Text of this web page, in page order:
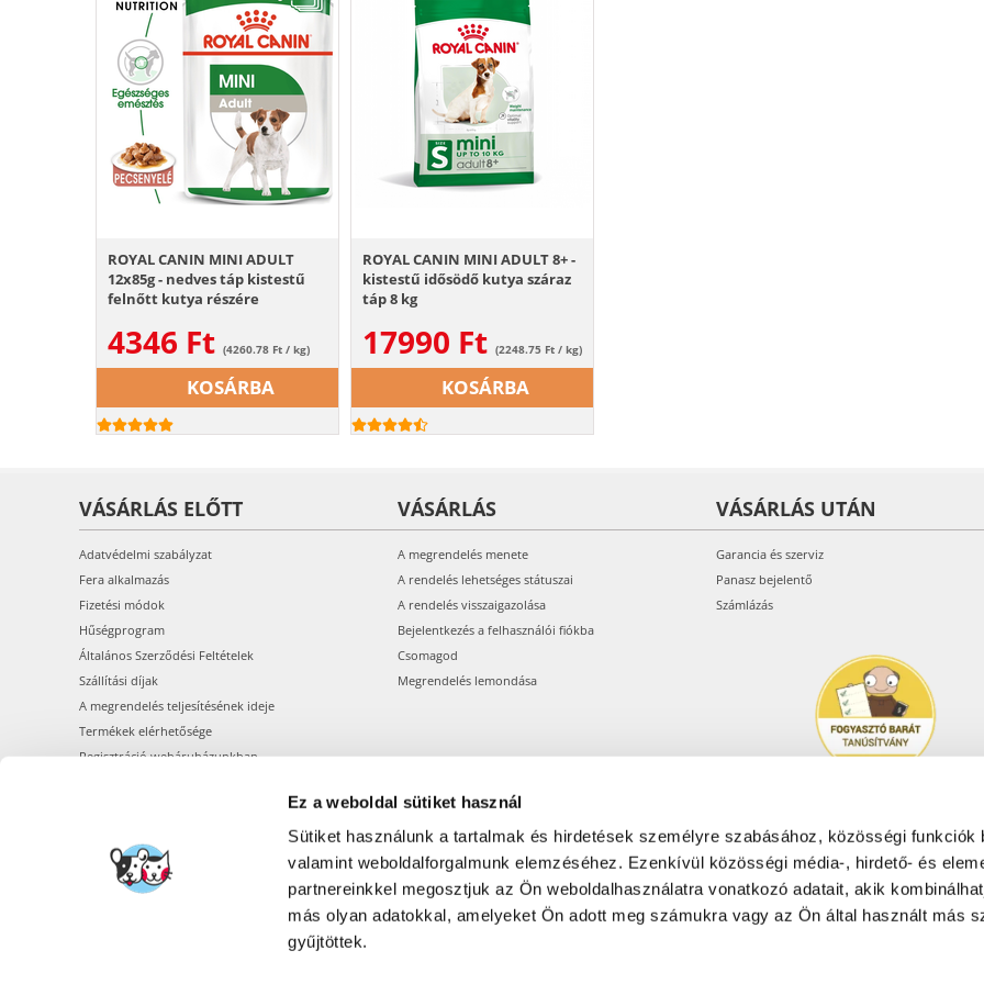
Ez a weboldal sütiket használ
Sütiket használunk a tartalmak és hirdetések személyre szabásához, közösségi funkciók
valamint weboldalforgalmunk elemzéséhez. Ezenkívül közösségi média-, hirdető- és
partnereinkkel megosztjuk az Ön weboldalhasználatra vonatkozó adatait, akik
más olyan adatokkal, amelyeket Ön adott meg számukra vagy az Ön által használt más
gyűjtöttek.
ROYAL CANIN MINI ADULT
12x85g - nedves táp kistestű
felnőtt kutya részére
4346 Ft (4260.78 Ft / kg)
KOSÁRBA
ROYAL CANIN MINI ADULT 8+ -
kistestű idősödő kutya száraz
táp 8 kg
17990 Ft (2248.75 Ft / kg)
KOSÁRBA
VÁSÁRLÁS ELŐTT
Adatvédelmi szabályzat
Fera alkalmazás
Fizetési módok
Hűségprogram
Általános Szerződési Feltételek
Szállítási díjak
A megrendelés teljesítésének ideje
Termékek elérhetősége
Regisztráció webáruházunkban
VÁSÁRLÁS
A megrendelés menete
A rendelés lehetséges státuszai
A rendelés visszaigazolása
Bejelentkezés a felhasználói fiókba
Csomagod
Megrendelés lemondása
VÁSÁRLÁS UTÁN
Garancia és szerviz
Panasz bejelentő
Számlázás
Árukereső.hu